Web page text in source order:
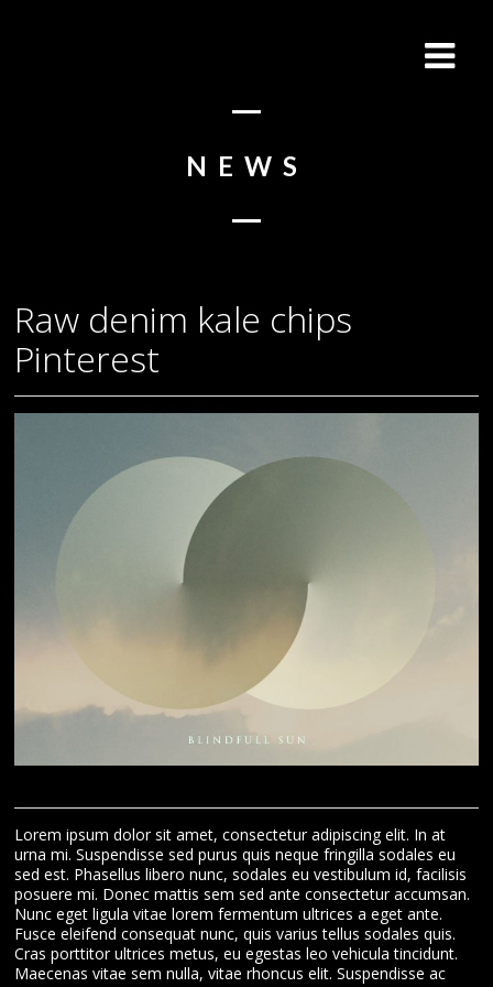
NEWS
Raw denim kale chips
Pinterest
Lorem ipsum dolor sit amet, consectetur adipiscing elit. In at
urna mi. Suspendisse sed purus quis neque fringilla sodales eu
sed est. Phasellus libero nunc, sodales eu vestibulum id, facilisis
posuere mi. Donec mattis sem sed ante consectetur accumsan.
Nunc eget ligula vitae lorem fermentum ultrices a eget ante.
Fusce eleifend consequat nunc, quis varius tellus sodales quis.
Cras porttitor ultrices metus, eu egestas leo vehicula tincidunt.
Maecenas vitae sem nulla, vitae rhoncus elit. Suspendisse ac